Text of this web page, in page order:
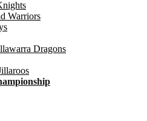
Warriors
Dragons